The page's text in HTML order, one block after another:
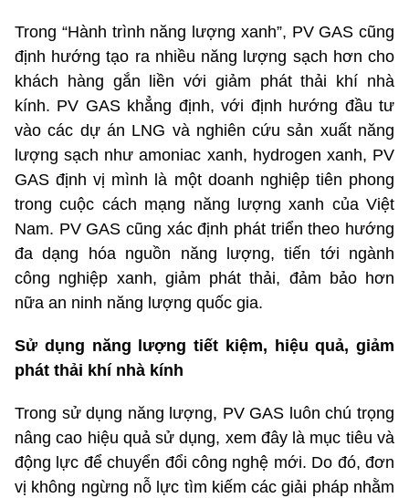
Trong “Hành trình năng lượng xanh”, PV GAS cũng
định hướng tạo ra nhiều năng lượng sạch hơn cho
khách hàng gắn liền với giảm phát thải khí nhà
kính. PV GAS khẳng định, với định hướng đầu tư
vào các dự án LNG và nghiên cứu sản xuất năng
lượng sạch như amoniac xanh, hydrogen xanh, PV
GAS định vị mình là một doanh nghiệp tiên phong
trong cuộc cách mạng năng lượng xanh của Việt
Nam. PV GAS cũng xác định phát triển theo hướng
đa dạng hóa nguồn năng lượng, tiến tới ngành
công nghiệp xanh, giảm phát thải, đảm bảo hơn
nữa an ninh năng lượng quốc gia.
Sử dụng năng lượng tiết kiệm, hiệu quả, giảm
phát thải khí nhà kính
Trong sử dụng năng lượng, PV GAS luôn chú trọng
nâng cao hiệu quả sử dụng, xem đây là mục tiêu và
động lực để chuyển đổi công nghệ mới. Do đó, đơn
vị không ngừng nỗ lực tìm kiếm các giải pháp nhằm